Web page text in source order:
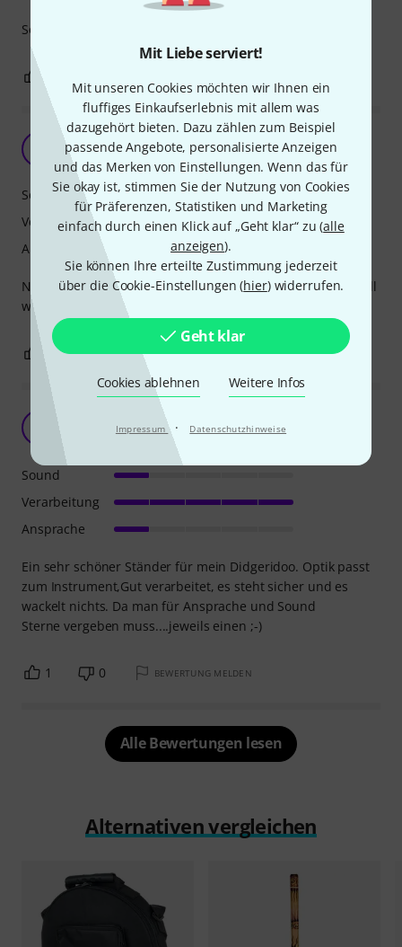
Mit Liebe serviert!
Mit unseren Cookies möchten wir Ihnen ein
fluffiges Einkaufserlebnis mit allem was
dazugehört bieten. Dazu zählen zum Beispiel
passende Angebote, personalisierte Anzeigen
und das Merken von Einstellungen. Wenn das für
Sie okay ist, stimmen Sie der Nutzung von Cookies
für Präferenzen, Statistiken und Marketing
einfach durch einen Klick auf „Geht klar“ zu (alle
anzeigen).
Sie können Ihre erteilte Zustimmung jederzeit
über die Cookie-Einstellungen (hier) widerrufen.
Geht klar
Cookies ablehnen Weitere Infos
Impressum · Datenschutzhinweise
Sound ist natürlich albern...
Fritzinger 21.02.2019
Nachdem das Produkt keinen Sound hat, was in diesem Fall
wohl normal ist, gibt es dafür nur einen Stern!
Sound
Verarbeitung
Ansprache
0 BEWERTUNG MELDEN
Display für Didgeridoo
drummersdrum 09.11.2015
Ein sehr schöner Ständer für mein Didgeridoo. Optik passt
zum Instrument,Gut verarbeitet, es steht sicher und es
wackelt nichts. Da man für Ansprache und Sound
Sterne vergeben muss....jeweils einen ;-)
Sound
Verarbeitung
Ansprache
1 0 BEWERTUNG MELDEN
Alle Bewertungen lesen
Alternativen vergleichen